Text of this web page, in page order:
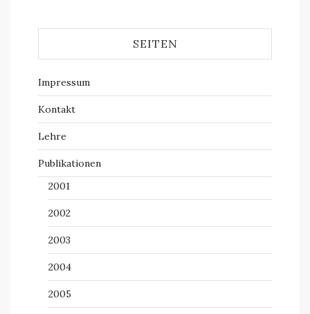
SEITEN
Impressum
Kontakt
Lehre
Publikationen
2001
2002
2003
2004
2005